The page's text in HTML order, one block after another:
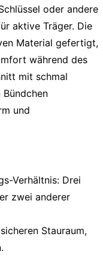
oder andere
aktive Träger. Die
Material gefertigt,
während des
mit schmal
Bündchen
und
Verhältnis: Drei
zwei anderer
Stauraum,